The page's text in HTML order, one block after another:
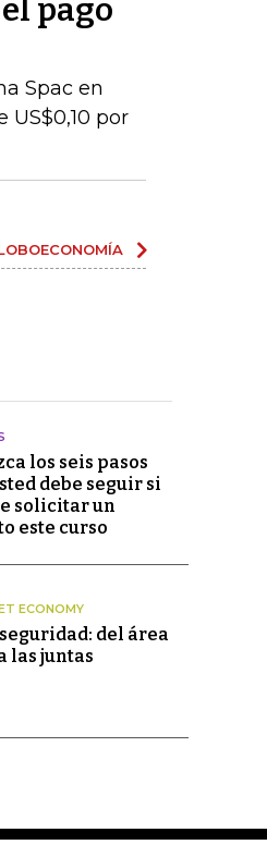
pago
Spac en
por
los seis pasos
debe seguir si
solicitar un
este curso
ECONOMY
del área
las juntas